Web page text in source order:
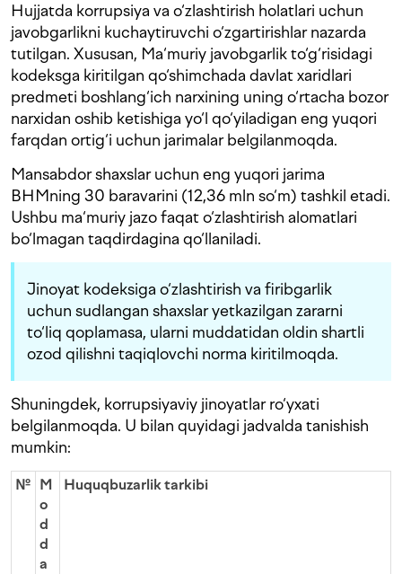
Hujjatda korrupsiya va o‘zlashtirish holatlari uchun
javobgarlikni kuchaytiruvchi o‘zgartirishlar nazarda
tutilgan. Xususan, Ma‘muriy javobgarlik to‘g‘risidagi
kodeksga kiritilgan qo‘shimchada davlat xaridlari
predmeti boshlang‘ich narxining uning o‘rtacha bozor
narxidan oshib ketishiga yo‘l qo‘yiladigan eng yuqori
farqdan ortig‘i uchun jarimalar belgilanmoqda.
Mansabdor shaxslar uchun eng yuqori jarima
BHMning 30 baravarini (12,36 mln so‘m) tashkil etadi.
Ushbu ma‘muriy jazo faqat o‘zlashtirish alomatlari
bo‘lmagan taqdirdagina qo‘llaniladi.
Jinoyat kodeksiga o‘zlashtirish va firibgarlik
uchun sudlangan shaxslar yetkazilgan zararni
to‘liq qoplamasa, ularni muddatidan oldin shartli
ozod qilishni taqiqlovchi norma kiritilmoqda.
Shuningdek, korrupsiyaviy jinoyatlar ro‘yxati
belgilanmoqda. U bilan quyidagi jadvalda tanishish
mumkin:
№
M
o
d
d
a
Huquqbuzarlik tarkibi